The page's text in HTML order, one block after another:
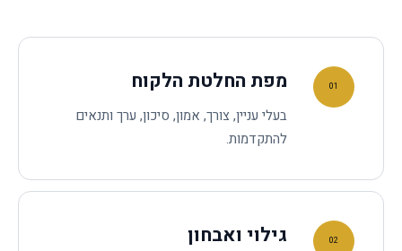
01 מפת החלטת הלקוח
בעלי עניין, צורך, אמון, סיכון, ערך ותנאים
להתקדמות.
02 גילוי ואבחון